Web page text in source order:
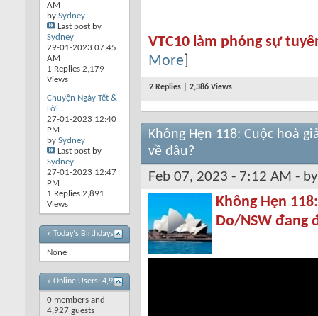
AM
by Sydney
Last post by
Sydney
29-01-2023 07:45
AM
1 Replies 2,179
Views
Chuyện Ngày Tết &
Lời...
27-01-2023 12:40
PM
by Sydney
Last post by
Sydney
27-01-2023 12:47
PM
1 Replies 2,891
Views
» Today's Birthdays
None
» Online Users: 4,927
0 members and
4,927 guests
VTC10 làm phóng sự
More
2 Replies | 2,386 Views
Không Hẹn 118: Cuộc hoà
về đâu?
Feb 07, 2023 - 7:12 AM -
Không Hẹn
Do/NSW đang